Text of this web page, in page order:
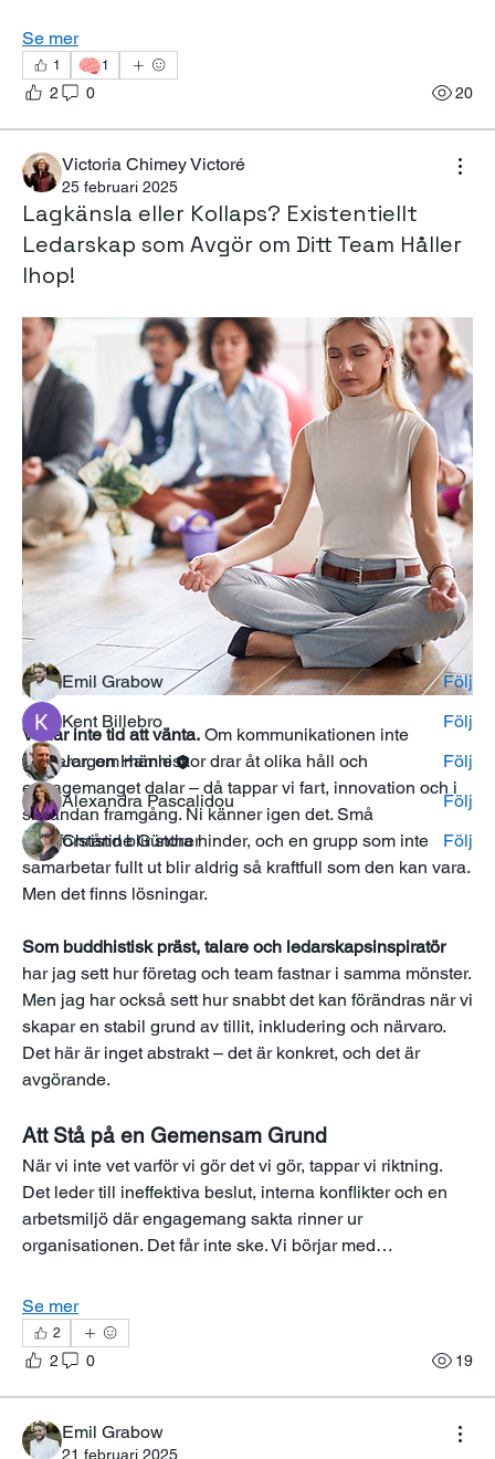
Se mer
1 🧠1
2 0 20
Victoria Chimey Victoré
25 februari 2025
Lagkänsla eller Kollaps? Existentiellt
Ledarskap som Avgör om Ditt Team Håller
Ihop!
Vi har inte tid att vänta. Om kommunikationen inte
fungerar, om människor drar åt olika håll och
engagemanget dalar – då tappar vi fart, innovation och i
slutändan framgång. Ni känner igen det. Små
missförstånd blir stora hinder, och en grupp som inte
samarbetar fullt ut blir aldrig så kraftfull som den kan vara.
Men det finns lösningar.
Som buddhistisk präst, talare och ledarskapsinspiratör
har jag sett hur företag och team fastnar i samma mönster.
Men jag har också sett hur snabbt det kan förändras när vi
skapar en stabil grund av tillit, inkludering och närvaro.
Det här är inget abstrakt – det är konkret, och det är
avgörande.
Att Stå på en Gemensam Grund
När vi inte vet varför vi gör det vi gör, tappar vi riktning.
Det leder till ineffektiva beslut, interna konflikter och en
arbetsmiljö där engagemang sakta rinner ur
organisationen. Det får inte ske. Vi börjar med…
Se mer
2
2 0 19
Emil Grabow
21 februari 2025
Om
Föreläsarnas Grupp resan!
medlemmar
Emil Grabow
Följ
Kent Billebro
Följ
Jorgen Hamle
Följ
Alexandra Pascalidou
Följ
Christine Günther
Följ
Se alla medlemmar (18)